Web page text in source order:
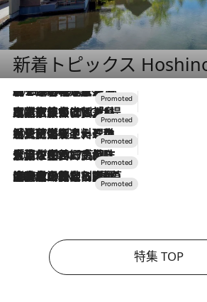
新着トピックス
2026.8.7
【トンボの足水浴】ヒノキの香りに包まれて涼感マックス！約13℃の湧水かけ流しを避暑地「星野温泉 トンボの湯」で体験
2026.7.31
【ホテル帰省】という選択肢をOMOが提案。家族とほどよい距離を保つには「昼は実家、夜は気兼ねなくホテルで！」
2026.7.24
【夏限定ディナーコース】旬を迎える稚鮎や花ズッキーニなどをイタリア・トスカーナの郷土料理の手法で満喫！
2026.7.17
「土佐和ハーブかき氷」がOMO7高知に登場！生姜、山椒、大葉など目にも舌にも涼を呼ぶ郷土の味
2026.7.10
NEW OPEN！【界 草津】名湯の地に誕生。趣の異なる2種の温泉と上州ならではの会席・蕎麦割烹など美食を味わう究極の癒やし旅
特集 TOP